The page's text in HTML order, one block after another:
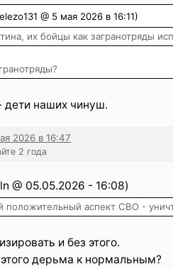
@ 5 мая 2026 в 16:11)
их бойцы как загранотряды
дети наших чинуш.
2026 в 16:47
2 года
@ 05.05.2026 - 16:08)
положительный аспект СВО -
и без этого.
дерьма к нормальным?